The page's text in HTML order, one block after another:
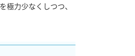
力少なくしつつ、